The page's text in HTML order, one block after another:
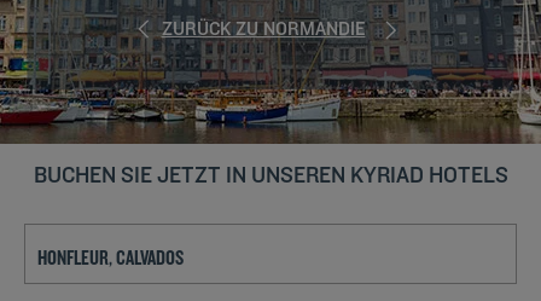
ZURÜCK ZU NORMANDIE
BUCHEN SIE JETZT IN UNSEREN KYRIAD HOTELS